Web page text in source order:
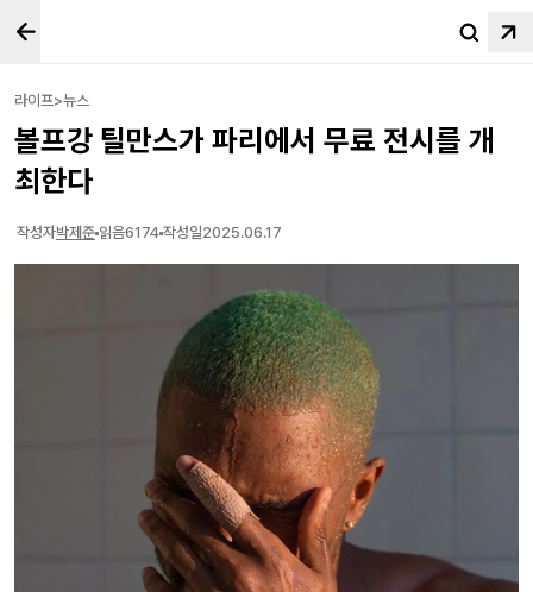
라이프>뉴스
볼프강 틸만스가 파리에서 무료 전시를 개
최한다
작성자박제준 읽음6174 작성일2025.06.17